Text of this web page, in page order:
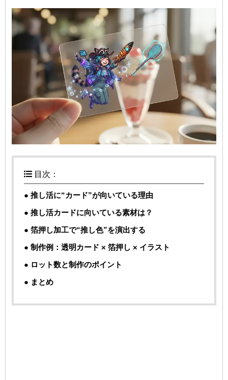
目次：
● 推し活に“カード”が向いている理由
● 推し活カードに向いている素材は？
● 箔押し加工で“推し色”を演出する
● 制作例：透明カード × 箔押し × イラスト
● ロット数と制作のポイント
● まとめ